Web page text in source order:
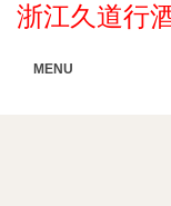
浙江久道行
MENU